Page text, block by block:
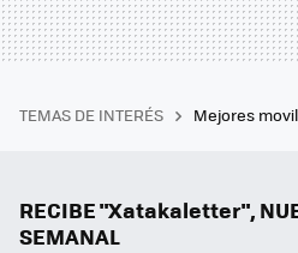
TEMAS DE INTERÉS Mejores
RECIBE "Xatakaletter",
SEMANAL